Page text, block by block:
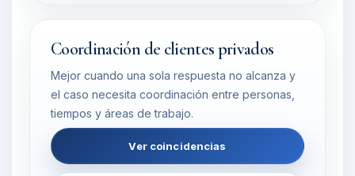
Coordinación de clientes privados
Mejor cuando una sola respuesta no alcanza y
el caso necesita coordinación entre personas,
tiempos y áreas de trabajo.
Ver coincidencias